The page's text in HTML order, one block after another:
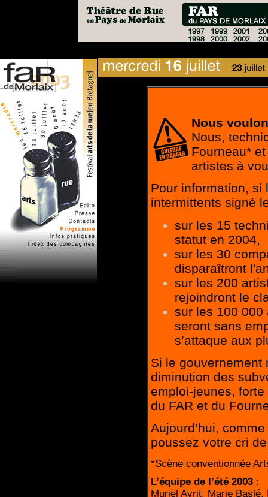
Nous
Nous,
Fourneau*
artistes à
Pour information, si
intermittents signé
sur les 15
statut en 2004,
sur les 30
disparaîtront
sur les 200
rejoindront le
sur les 100 000
seront sans
s’attaque aux
Si le gouvernement
diminution des
emploi-jeunes,
du FAR et du
Aujourd’hui,
poussez votre cri
*Scène conventionnée
L’équipe de l’été 2003 :
Muriel Avrit, Marie